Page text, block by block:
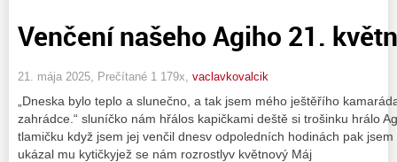
Venčení našeho Agiho 21.
21. mája 2025, Prečítané 1 179x, vaclavkovalcik
„Dneska bylo teplo a slunečno, a tak jsem mého ještěřího
zahrádce.“ sluníčko nám hřálos kapičkami deště si trošinku hrálo
tlamičku když jsem jej venčil dnesv odpoledních hodinách pak
ukázal mu kytičkyjež se nám rozrostlyv květnový Máj